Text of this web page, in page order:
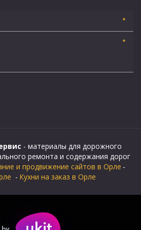
*
*
- материалы для дорожного
ремонта и содержания дорог
и продвижение сайтов в Орле
  -
Кухни на заказ в Орле